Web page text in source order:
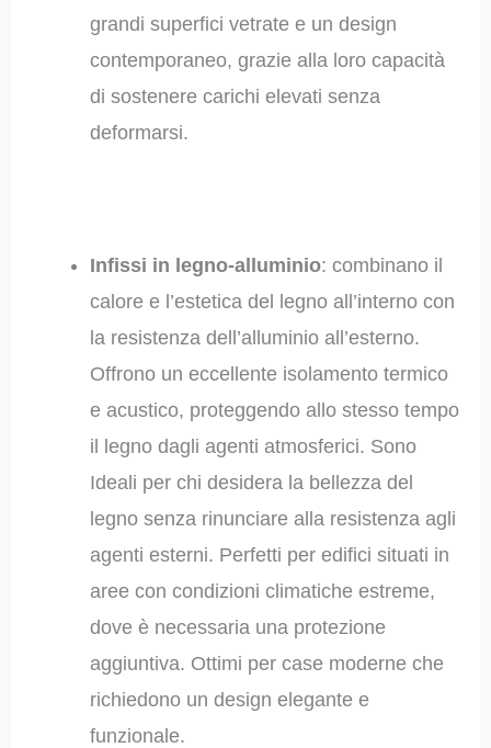
grandi superfici vetrate e un design
contemporaneo, grazie alla loro capacità
di sostenere carichi elevati senza
deformarsi.
Infissi in legno-alluminio: combinano il
calore e l’estetica del legno all’interno con
la resistenza dell’alluminio all’esterno.
Offrono un eccellente isolamento termico
e acustico, proteggendo allo stesso tempo
il legno dagli agenti atmosferici. Sono
Ideali per chi desidera la bellezza del
legno senza rinunciare alla resistenza agli
agenti esterni. Perfetti per edifici situati in
aree con condizioni climatiche estreme,
dove è necessaria una protezione
aggiuntiva. Ottimi per case moderne che
richiedono un design elegante e
funzionale.